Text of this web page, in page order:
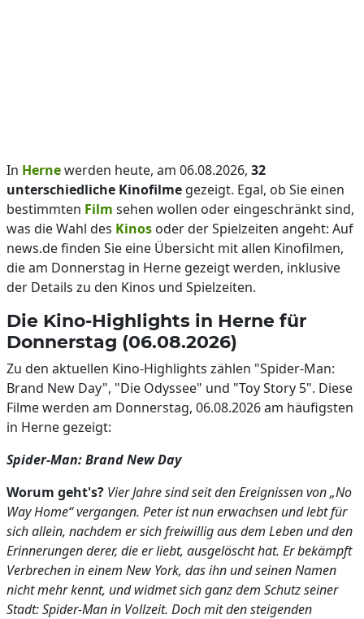
In Hernewerden heute, am 06.08.2026, 32
unterschiedliche Kinofilme gezeigt. Egal, ob Sie einen
bestimmten Film sehen wollen oder eingeschränkt sind,
was die Wahl des Kinos oder der Spielzeiten angeht: Auf
news.de finden Sie eine Übersicht mit allen Kinofilmen,
die am Donnerstag in Herne gezeigt werden, inklusive
der Details zu den Kinos und Spielzeiten.
Die Kino-Highlights in Herne für
Donnerstag (06.08.2026)
Zu den aktuellen Kino-Highlights zählen "Spider-Man:
Brand New Day", "Die Odyssee" und "Toy Story 5". Diese
Filme werden am Donnerstag, 06.08.2026 am häufigsten
in Herne gezeigt:
Spider-Man: Brand New Day
Worum geht's? Vier Jahre sind seit den Ereignissen von „No
Way Home“ vergangen. Peter ist nun erwachsen und lebt für
sich allein, nachdem er sich freiwillig aus dem Leben und den
Erinnerungen derer, die er liebt, ausgelöscht hat. Er bekämpft
Verbrechen in einem New York, das ihn und seinen Namen
nicht mehr kennt, und widmet sich ganz dem Schutz seiner
Stadt: Spider-Man in Vollzeit. Doch mit den steigenden